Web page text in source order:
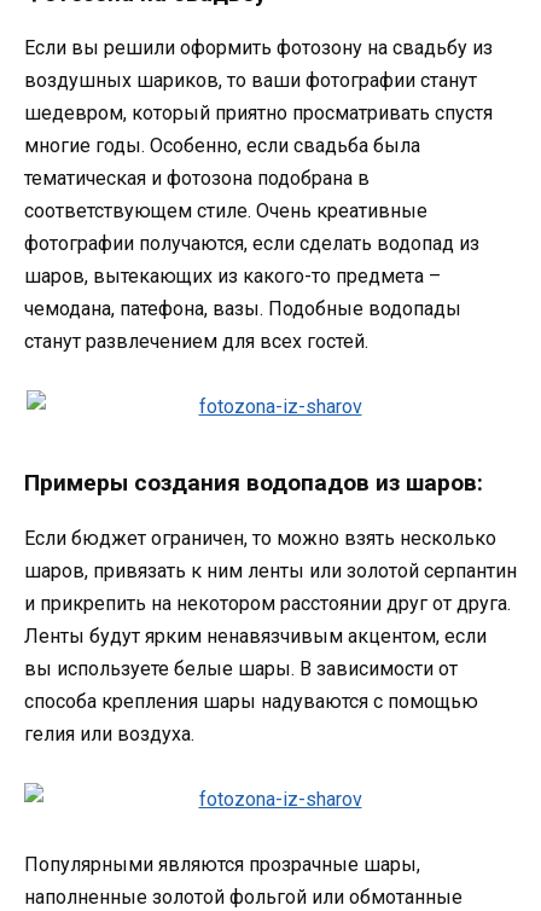
Если вы решили оформить фотозону на свадьбу из
воздушных шариков, то ваши фотографии станут
шедевром, который приятно просматривать спустя
многие годы. Особенно, если свадьба была
тематическая и фотозона подобрана в
соответствующем стиле. Очень креативные
фотографии получаются, если сделать водопад из
шаров, вытекающих из какого-то предмета –
чемодана, патефона, вазы. Подобные водопады
станут развлечением для всех гостей.
Примеры создания водопадов из шаров:
Если бюджет ограничен, то можно взять несколько
шаров, привязать к ним ленты или золотой серпантин
и прикрепить на некотором расстоянии друг от друга.
Ленты будут ярким ненавязчивым акцентом, если
вы используете белые шары. В зависимости от
способа крепления шары надуваются с помощью
гелия или воздуха.
Популярными являются прозрачные шары,
наполненные золотой фольгой или обмотанные